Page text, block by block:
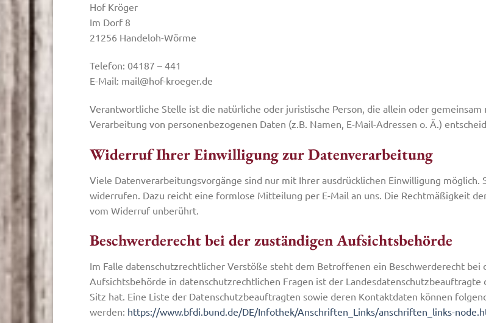
Hof Kröger
Im Dorf 8
21256 Handeloh-Wörme
Telefon: 04187 – 441
E-Mail: mail@hof-kroeger.de
Verantwortliche Stelle ist die natürliche oder juristische Person, die allein oder
Verarbeitung von personenbezogenen Daten (z.B. Namen, E-Mail-Adressen o. Ä.)
Widerruf Ihrer Einwilligung zur Datenverarbeitung
Viele Datenverarbeitungsvorgänge sind nur mit Ihrer ausdrücklichen Einwilligung
widerrufen. Dazu reicht eine formlose Mitteilung per E-Mail an uns. Die Rechtmäßigkeit
vom Widerruf unberührt.
Beschwerderecht bei der zuständigen Aufsichtsbehörde
Im Falle datenschutzrechtlicher Verstöße steht dem Betroffenen ein Beschwerderecht
Aufsichtsbehörde in datenschutzrechtlichen Fragen ist der
Sitz hat. Eine Liste der Datenschutzbeauftragten sowie deren Kontaktdaten können
werden: https://www.bfdi.bund.de/DE/Infothek/Anschriften_Links/anschriften_links-